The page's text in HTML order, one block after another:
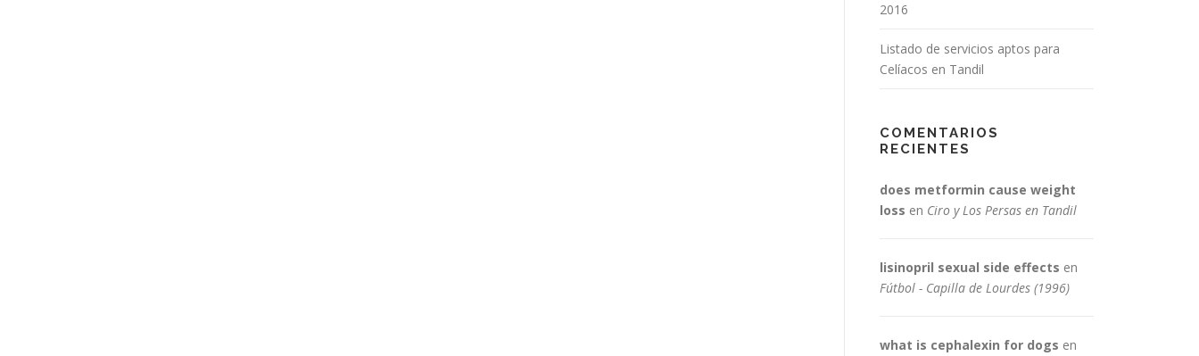
2016
Listado de servicios aptos para
Celíacos en Tandil
COMENTARIOS
RECIENTES
does metformin cause weight
loss en Ciro y Los Persas en Tandil
lisinopril sexual side effects en
Fútbol - Capilla de Lourdes (1996)
what is cephalexin for dogs en